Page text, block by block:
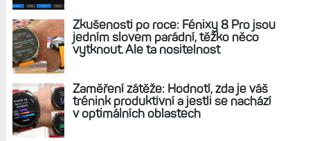
Zkušenosti po roce: Fénixy 8 Pro jsou
jedním slovem parádní, těžko něco
vytknout. Ale ta nositelnost
Zaměření zátěže: Hodnotí, zda je váš
trénink produktivní a jestli se nachází
v optimálních oblastech